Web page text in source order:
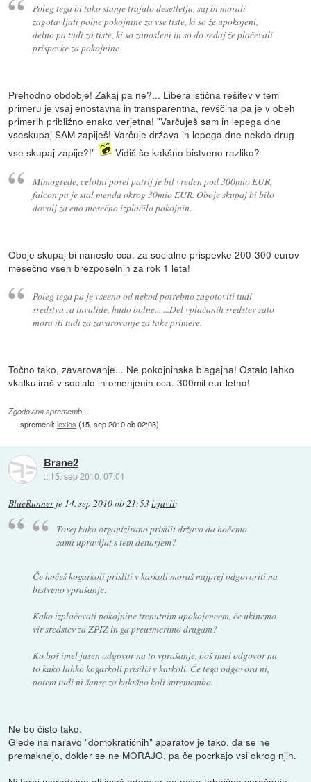
Poleg tega bi tako stanje trajalo desetletja, saj bi morali
zagotavljati polne pokojnine za vse tiste, ki so že upokojeni,
delno pa tudi za tiste, ki so zaposleni in so do sedaj že plačevali
prispevke za pokojnine.
Prehodno obdobje! Zakaj pa ne?... Liberalistična rešitev v tem
primeru je vsaj enostavna in transparentna, revščina pa je v obeh
primerih približno enako verjetna! "Varčuješ sam in lepega dne
vseskupaj SAM zapiješ! Varčuje država in lepega dne nekdo drug
vse skupaj zapije?!"
Vidiš še kakšno bistveno razliko?
Mimogrede, celotni posel patrij je bil vreden pod 300mio EUR,
falcon pa je stal menda okrog 30mio EUR. Oboje skupaj bi bilo
dovolj za eno mesečno izplačilo pokojnin.
Oboje skupaj bi naneslo cca. za socialne prispevke 200-300 eurov
mesečno vseh brezposelnih za rok 1 leta!
Poleg tega pa je vseeno od nekod potrebno zagotoviti tudi
sredstva za invalide, hudo bolne... ...Del vplačanih sredstev zato
mora iti tudi za zavarovanje za take primere.
Točno tako, zavarovanje... Ne pokojninska blagajna! Ostalo lahko
vkalkuliraš v socialo in omenjenih cca. 300mil eur letno!
Zgodovina sprememb…
spremenil:lexios (15. sep 2010 ob 02:03)
Brane2
:: 15. sep 2010, 07:01
BlueRunnerje 14. sep 2010 ob 21:53izjavil:
Torej kako organizirano prisilit državo da hočemo
sami upravljat s tem denarjem?
Če hočeš kogarkoli prisliti v karkoli moraš najprej odgovoriti na
bistveno vprašanje:
Kako izplačevati pokojnine trenutnim upokojencem, če ukinemo
vir sredstev za ZPIZ in ga preusmerimo drugam?
Ko boš imel jasen odgovor na to vprašanje, boš imel odgovor na
to kako lahko kogarkoli prisiliš v karkoli. Če tega odgovora ni,
potem tudi ni šanse za kakršno koli spremembo.
Ne bo čisto tako.
Glede na naravo "domokratičnih" aparatov je tako, da se ne
premaknejo, dokler se ne MORAJO, pa če pocrkajo vsi okrog njih.